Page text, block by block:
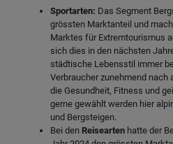
Sportarten: Das Segment
grössten Marktanteil und
Marktes für Extremtourismus
sich dies in den nächsten
städtische Lebensstil immer
Verbraucher zunehmend nach
die Gesundheit, Fitness und
gerne gewählt werden hier
und Bergsteigen.
Bei den Reisearten hatte der